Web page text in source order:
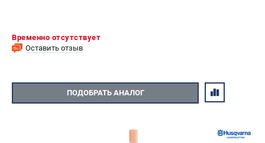
Временно отсутствует
Оставить отзыв
ПОДОБРАТЬ АНАЛОГ